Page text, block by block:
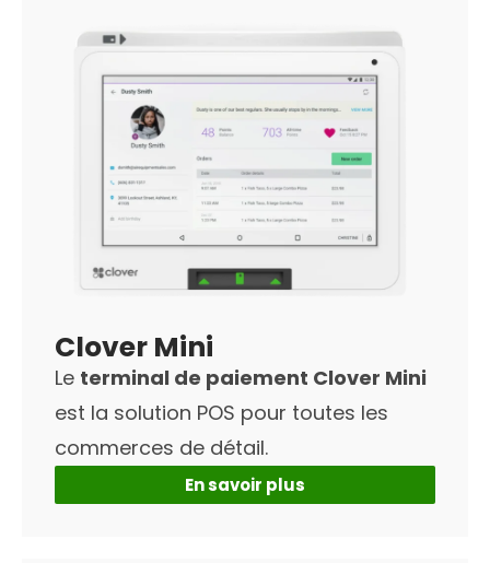
Clover Mini
Le terminal de paiement Clover Mini
est la solution POS pour toutes les
commerces de détail.
En savoir plus